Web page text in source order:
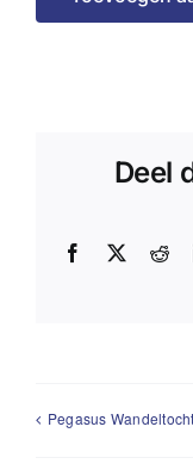
Deel
Facebook
X
Pegasus Wandeltocht